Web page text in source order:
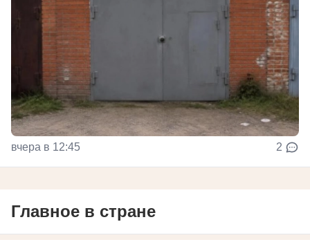
вчера в 12:45 2
Главное в стране